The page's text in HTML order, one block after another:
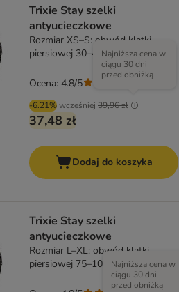
Trixie Stay szelki
antyucieczkowe
Rozmiar XS–S: obwód klatki
piersiowej 30–40 cm, szer. 10 mm
-6.21%wcześniej 39,96 zł
Najniższa cena w
ciągu 30 dni
przed obniżką
37,48 zł
Ocena: 4.8/5
Dodaj do koszyka
Trixie Stay szelki
antyucieczkowe
Rozmiar L–XL: obwód klatki
piersiowej 75–100 cm, szer. 25
Najniższa cena w
ciągu 30 dni
przed obniżką